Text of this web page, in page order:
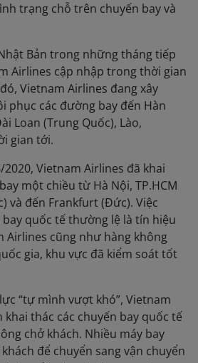
trạng chỗ trên chuyến bay và
Bản trong những tháng tiếp
Airlines cập nhập trong thời gian
Vietnam Airlines đang xây
phục các đường bay đến Hàn
Loan (Trung Quốc), Lào,
gian tới.
Vietnam Airlines đã khai
một chiều từ Hà Nội, TP.HCM
và đến Frankfurt (Đức). Việc
quốc tế thường lệ là tín hiệu
Airlines cũng như hàng không
gia, khu vực đã kiểm soát tốt
“tự mình vượt khó”, Vietnam
khai thác các chuyến bay quốc tế
chở khách. Nhiều máy bay
để chuyển sang vận chuyển